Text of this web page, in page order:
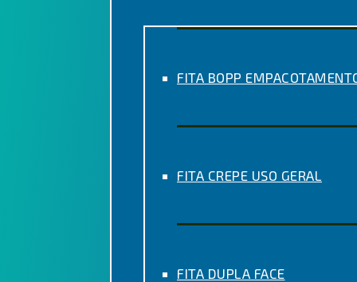
FITA BOPP
FITA CREPE USO GERAL
FITA DUPLA FACE